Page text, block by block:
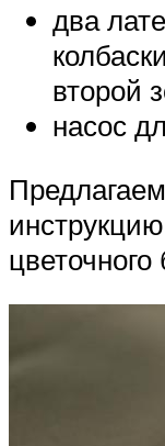
два
второй
насос